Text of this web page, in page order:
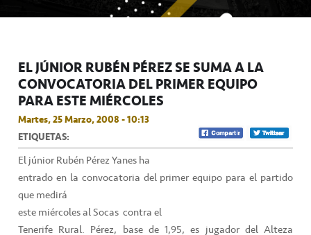
EL JÚNIOR RUBÉN PÉREZ SE SUMA A LA
CONVOCATORIA DEL PRIMER EQUIPO
PARA ESTE MIÉRCOLES
Martes, 25 Marzo, 2008 - 10:13
ETIQUETAS:
El júnior Rubén Pérez Yanes ha
entrado en la convocatoria del primer equipo para el partido
que medirá
este miércoles al Socas contra el
Tenerife Rural. Pérez, base de 1,95, es jugador del Alteza